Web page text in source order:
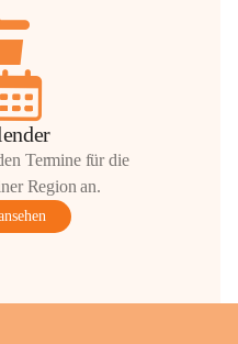
Termine für die
Region an.